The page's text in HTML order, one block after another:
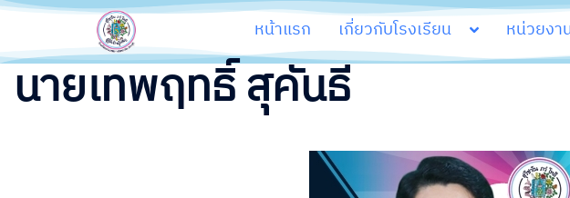
หน้าแรก เกี่ยวกับโรงเรียน หน่วยงา
นายเทพฤทธิ์ สุคันธี